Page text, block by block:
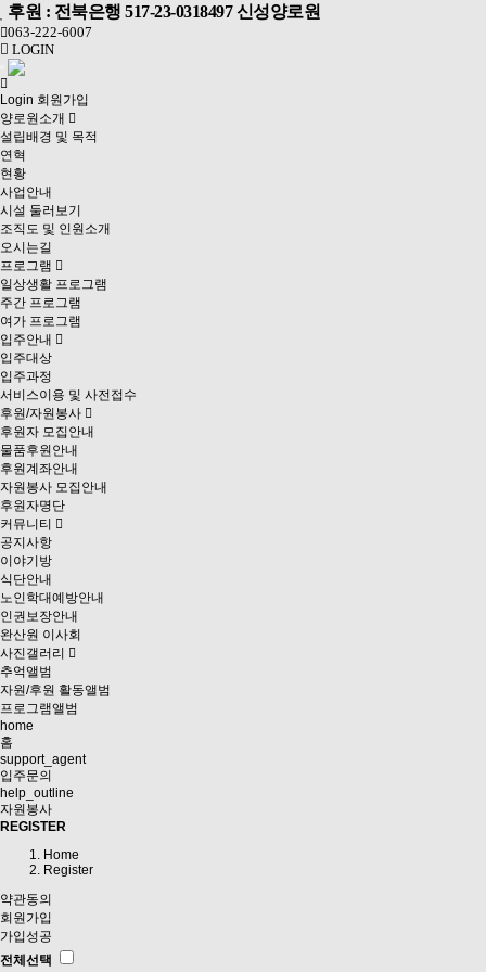
후원 : 전북은행 517-23-0318497 신성양로원
063-222-6007
LOGIN
Toggle
navigation
Login 회원가입
양로원소개
설립배경 및 목적
연혁
현황
사업안내
시설 둘러보기
조직도 및 인원소개
오시는길
프로그램
일상생활 프로그램
주간 프로그램
여가 프로그램
입주안내
입주대상
입주과정
서비스이용 및 사전접수
후원/자원봉사
후원자 모집안내
물품후원안내
후원계좌안내
자원봉사 모집안내
후원자명단
커뮤니티
공지사항
이야기방
식단안내
노인학대예방안내
인권보장안내
완산원 이사회
사진갤러리
추억앨범
자원/후원 활동앨범
프로그램앨범
home
홈
support_agent
입주문의
help_outline
자원봉사
REGISTER
Home
Register
약관동의
회원가입
가입성공
전체선택